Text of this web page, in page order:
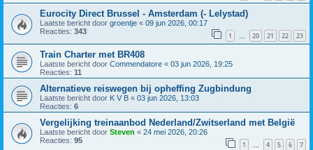
Eurocity Direct Brussel - Amsterdam (- Lelystad)
Laatste bericht door groentje « 09 jun 2026, 00:17
Reacties: 343 1 … 20 21 22 23
Train Charter met BR408
Laatste bericht door Commendatore « 03 jun 2026, 19:25
Reacties: 11
Alternatieve reiswegen bij opheffing Zugbindung
Laatste bericht door K V B « 03 jun 2026, 13:03
Reacties: 6
Vergelijking treinaanbod Nederland/Zwitserland met België
Laatste bericht door Steven « 24 mei 2026, 20:26
Reacties: 95 1 … 4 5 6 7